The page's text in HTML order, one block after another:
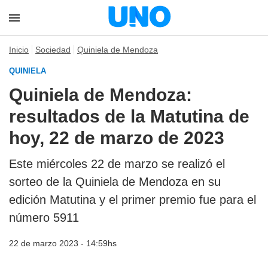
Inicio Sociedad Quiniela de Mendoza
QUINIELA
Quiniela de Mendoza:
resultados de la Matutina de
hoy, 22 de marzo de 2023
Este miércoles 22 de marzo se realizó el
sorteo de la Quiniela de Mendoza en su
edición Matutina y el primer premio fue para el
número 5911
22 de marzo 2023 - 14:59hs